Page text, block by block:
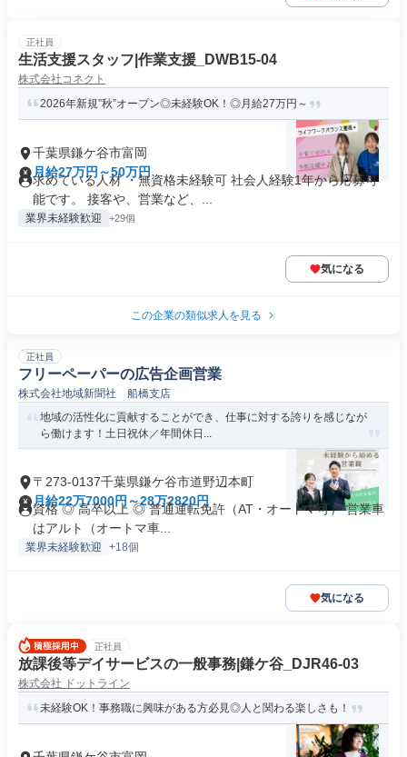
正社員
生活支援スタッフ|作業支援_DWB15-04
株式会社コネクト
2026年新規”秋”オープン◎未経験OK！◎月給27万円～
千葉県鎌ケ谷市富岡
月給27万円～50万円
求めている人材 ・無資格未経験可 社会人経験1年から応募可
能です。 接客や、営業など、...
業界未経験歓迎 +29個
気になる
この企業の類似求人を見る
正社員
フリーペーパーの広告企画営業
株式会社地域新聞社 船橋支店
地域の活性化に貢献することができ、仕事に対する誇りを感じなが
ら働けます！土日祝休／年間休日...
〒273-0137千葉県鎌ケ谷市道野辺本町
月給22万7000円～28万2820円
資格 ◎ 高卒以上 ◎ 普通運転免許（AT・オートマ可） 営業車
はアルト（オートマ車...
業界未経験歓迎 +18個
気になる
正社員
放課後等デイサービスの一般事務|鎌ケ谷_DJR46-03
株式会社 ドットライン
未経験OK！事務職に興味がある方必見◎人と関わる楽しさも！